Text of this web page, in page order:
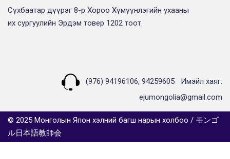
Сүхбаатар дүүрэг 8-р Хороо Хүмүүнлэгийн ухааны
их сургуулийн Эрдэм товер 1202 тоот.
(976) 94196106, 94259605 Имэйл хаяг:
ejumongolia@gmail.com
© 2025 Монголын Япон хэлний багш нарын холбоо / モンゴ
ル日本語教師会